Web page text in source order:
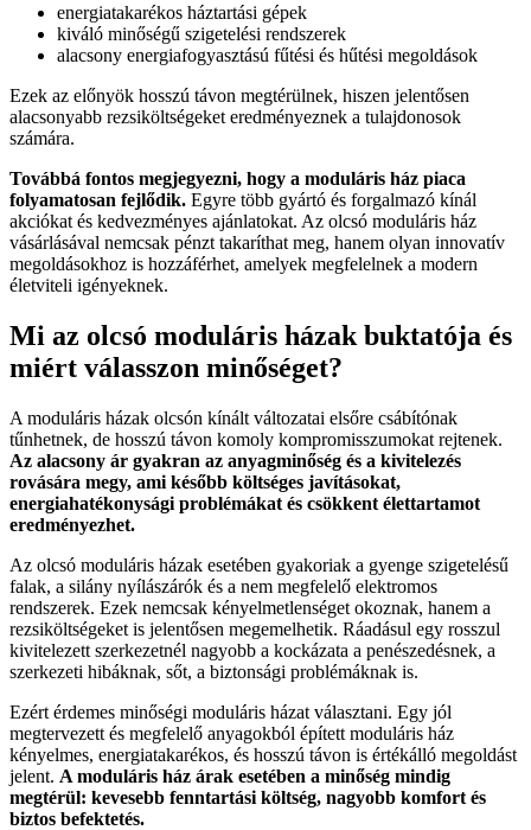
energiatakarékos háztartási gépek
kiváló minőségű szigetelési rendszerek
alacsony energiafogyasztású fűtési és hűtési megoldások
Ezek az előnyök hosszú távon megtérülnek, hiszen jelentősen
alacsonyabb rezsiköltségeket eredményeznek a tulajdonosok
számára.
Továbbá fontos megjegyezni, hogy a moduláris ház piaca
folyamatosan fejlődik. Egyre több gyártó és forgalmazó kínál
akciókat és kedvezményes ajánlatokat. Az olcsó moduláris ház
vásárlásával nemcsak pénzt takaríthat meg, hanem olyan innovatív
megoldásokhoz is hozzáférhet, amelyek megfelelnek a modern
életviteli igényeknek.
Mi az olcsó moduláris házak buktatója és
miért válasszon minőséget?
A moduláris házak olcsón kínált változatai elsőre csábítónak
tűnhetnek, de hosszú távon komoly kompromisszumokat rejtenek.
Az alacsony ár gyakran az anyagminőség és a kivitelezés
rovására megy, ami később költséges javításokat,
energiahatékonysági problémákat és csökkent élettartamot
eredményezhet.
Az olcsó moduláris házak esetében gyakoriak a gyenge szigetelésű
falak, a silány nyílászárók és a nem megfelelő elektromos
rendszerek. Ezek nemcsak kényelmetlenséget okoznak, hanem a
rezsiköltségeket is jelentősen megemelhetik. Ráadásul egy rosszul
kivitelezett szerkezetnél nagyobb a kockázata a penészedésnek, a
szerkezeti hibáknak, sőt, a biztonsági problémáknak is.
Ezért érdemes minőségi moduláris házat választani. Egy jól
megtervezett és megfelelő anyagokból épített moduláris ház
kényelmes, energiatakarékos, és hosszú távon is értékálló megoldást
jelent. A moduláris ház árak esetében a minőség mindig
megtérül: kevesebb fenntartási költség, nagyobb komfort és
biztos befektetés.